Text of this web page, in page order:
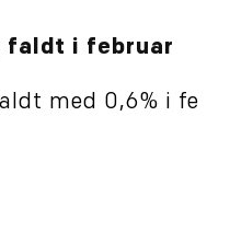
faldt i februar
med 0,6% i fe